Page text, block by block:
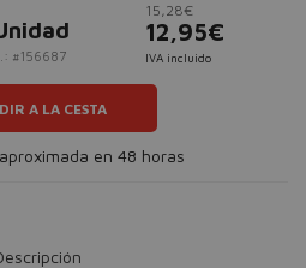
#156687
15,28€
12,95€
IVA incluido
A LA CESTA
en 48 horas